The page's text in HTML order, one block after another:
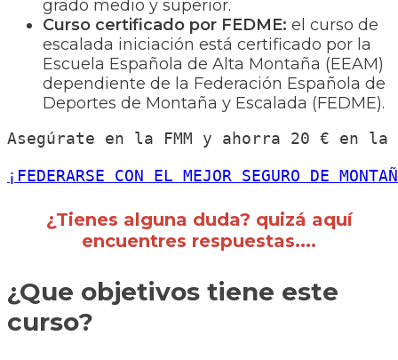
grado medio y superior.
Curso certificado por FEDME: el curso de
escalada iniciación está certificado por la
Escuela Española de Alta Montaña (EEAM)
dependiente de la Federación Española de
Deportes de Montaña y Escalada (FEDME).
Asegúrate en la FMM y ahorra 20 € en
¡FEDERARSE CON EL MEJOR SEGURO DE
¿Tienes alguna duda? quizá aquí
encuentres respuestas....
¿Que objetivos tiene este
curso?